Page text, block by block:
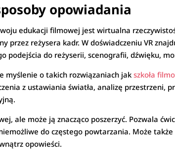
opowiadania
edukacji filmowej jest wirtualna
przez reżysera kadr. W doświadczeniu VR
podejścia do reżyserii, scenografii, dźwięku,
myślenie o takich rozwiązaniach jakszkoła
z ustawiania światła, analizę przestrzeni,
ale może ją znacząco poszerzyć. Pozwala
do częstego powtarzania. Może
opowieści.